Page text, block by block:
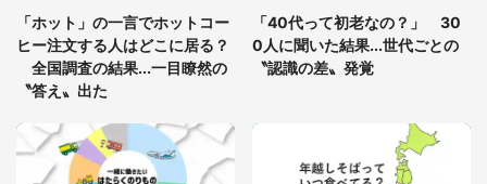
ど...」（東京都・30代女性）
「ホット」の一言でホットコー
ヒー注文する人はどこに居る？
全国調査の結果...一目瞭然の
〝答え〟出た
「40代って初老なの？」 30
0人に聞いた結果...世代ごとの
〝認識の差〟発覚